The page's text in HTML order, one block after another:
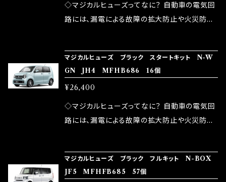
ドリング安定化（静粛性UP） ・ターボ車のターボ
など、これらの効果は、タウンユースだけでなく、
モータースポーツシーンでの実証実験の上、 製
品化を果たしております。
が大きい。 2.金属部分が露出している為、空気
中に漏電してしまう。 3.金属プレートが接触する
ズが、マジカルヒューズになります。 ◇マジカル
ヒューズの効果 マジカルヒューズは放電防止効
果・接触抵抗低減効果により、このような効果を
発揮します。 ・アクセルレスポンスの向上 ・アイ
ドリング安定化（静粛性UP） ・ターボ車のターボ
など、これらの効果は、タウンユースだけでなく、
モータースポーツシーンでの実証実験の上、 製
◇マジカルヒューズってなに？ 自動車の電気回
路には、漏電による故障の拡大防止や火災防止
路として、各回路への電力供給を行っています。
しかし、ヒューズには拭い去れない欠点があり
ます。 1.溶接回路であるため、配線と比較し抵抗
が大きい。 2.金属部分が露出している為、空気
中に漏電してしまう。 3.金属プレートが接触する
ズが、マジカルヒューズになります。 ◇マジカル
ヒューズの効果 マジカルヒューズは放電防止効
マジカルヒューズ ブラック スタートキット N-W
GN JH4 MFHB686 16個
¥26,400
◇マジカルヒューズってなに？ 自動車の電気回
路には、漏電による故障の拡大防止や火災防止
路として、各回路への電力供給を行っています。
しかし、ヒューズには拭い去れない欠点があり
マジカルヒューズ ブラック フルキット N-BOX
JF5 MFHFB685 57個